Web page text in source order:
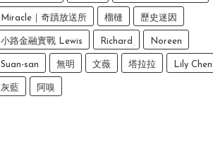
Miracle｜奇蹟放送所 榴槤 歷史迷因
小路金融實戰 Lewis Richard Noreen
Suan-san 無明 文薇 塔拉拉 Lily Chen
灰藍 阿嗅